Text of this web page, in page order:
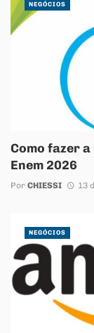
Como fazer
Enem 2026
Por CHIESSI 13
NEGÓCIOS
NEGÓCIOS